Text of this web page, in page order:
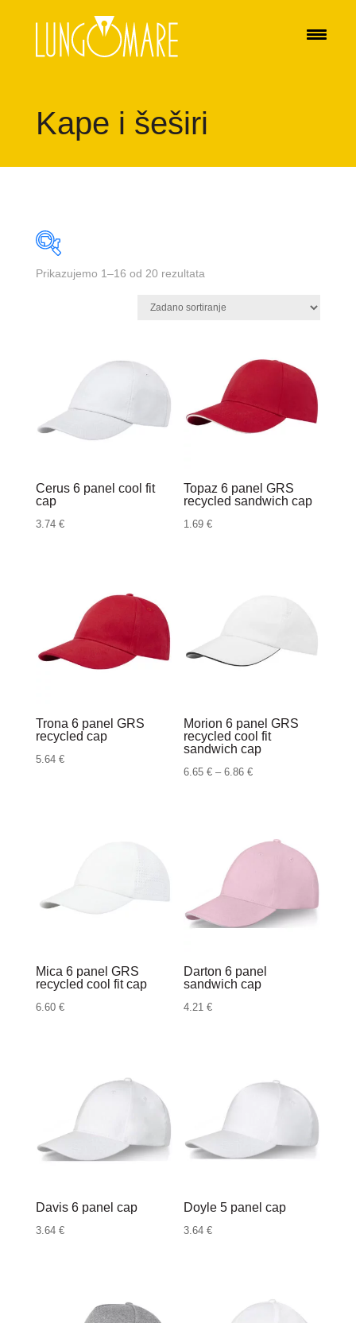
Kape i šeširi
Prikazujemo 1–16 od 20 rezultata
Cerus 6 panel cool fit
cap
3.74 €
Topaz 6 panel GRS
recycled sandwich cap
1.69€
Trona 6 panel GRS
recycled cap
5.64 €
Morion 6 panel GRS
recycled cool fit
sandwich cap
6.65€ – 6.86€Raspon
Mica 6 panel GRS
recycled cool fit cap
6.60 €
Darton 6 panel
sandwich cap
4.21€
Davis 6 panel cap
3.64 €
Doyle 5 panel cap
3.64€